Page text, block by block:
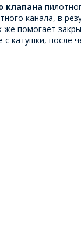
клапана
канала, в
помогает
катушки, после